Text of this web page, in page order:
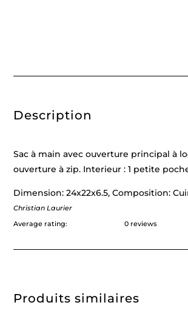
Description
Sac à main avec ouverture principal à
ouverture à zip. Interieur : 1 petite
Dimension: 24x22x6.5, Composition:
Christian Laurier
Average rating:
0 reviews
Produits similaires